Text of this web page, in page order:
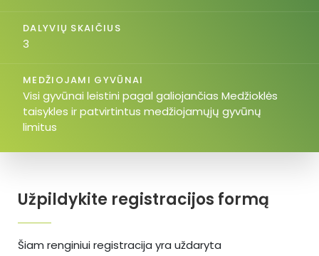
Užpildykite registracijos formą
Šiam renginiui registracija yra uždaryta
DALYVIŲ SKAIČIUS
3
MEDŽIOJAMI GYVŪNAI
Visi gyvūnai leistini pagal galiojančias Medžioklės
taisykles ir patvirtintus medžiojamųjų gyvūnų
limitus